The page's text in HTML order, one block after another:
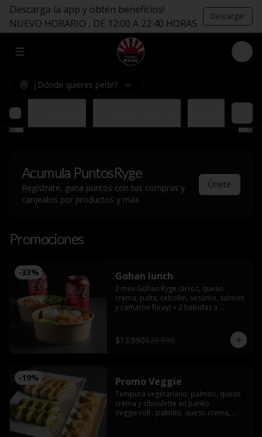
Descarga la app y obtén beneficios!
NUEVO HORARIO , DE 12:00 A 22:40 HORAS
Descargar
Abrir menu de navegación Login
¿Dónde quieres pedir?
Acumula PuntosRyge
Regístrate, gana puntos con tus compras y
canjealos por productos y más
Únete
Promociones
-33% Gohan lunch
2 mini Gohan Ryge (arroz, queso
crema, palta, cebollin, sesamo, salmon
y camaron furay) + 2 bebidas a
$13.990$20.990
-19% Promo Veggie
Tempura vegetariano: palmito, queso
crema y ciboulette en panko
Veggie roll : palmito, queso crema,